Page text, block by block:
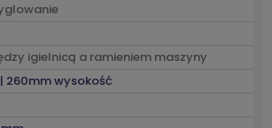
igielnicą a ramieniem maszyny
260mm wysokość